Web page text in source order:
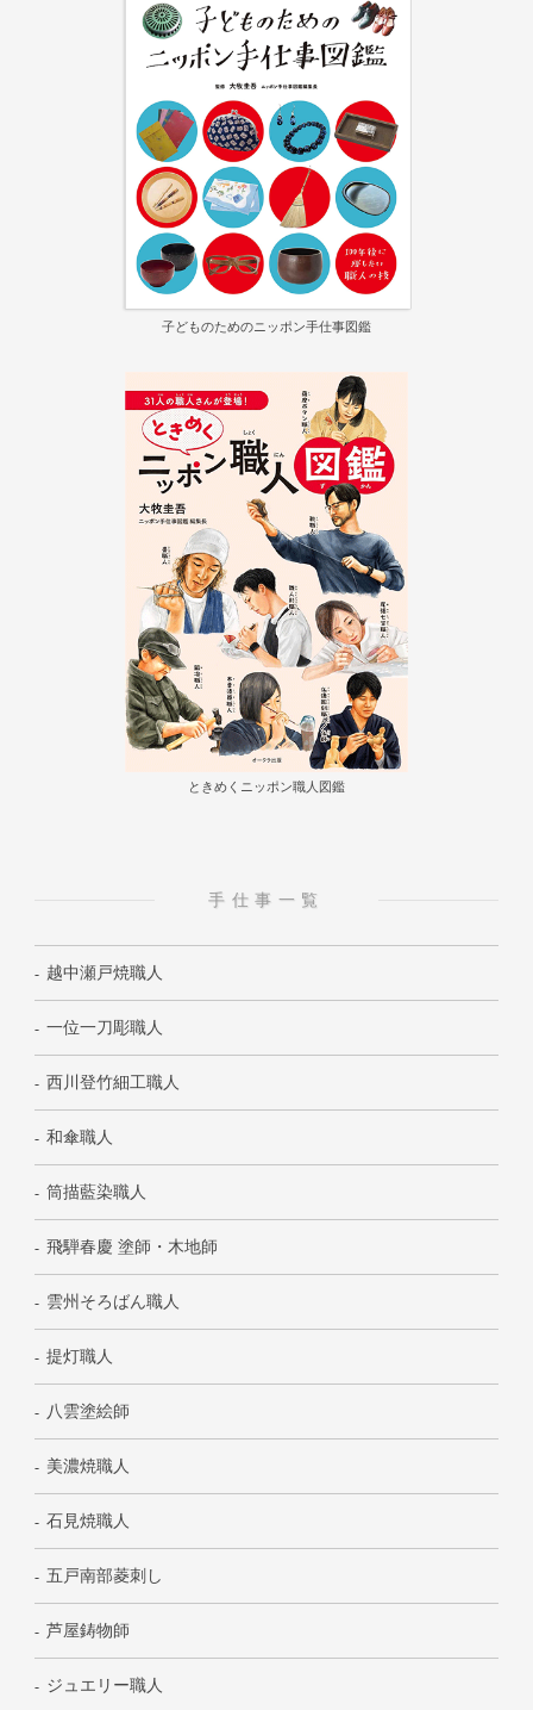
子どものためのニッポン手仕事図鑑
ときめくニッポン職人図鑑
手仕事一覧
越中瀬戸焼職人
一位一刀彫職人
西川登竹細工職人
和傘職人
筒描藍染職人
飛騨春慶 塗師・木地師
雲州そろばん職人
提灯職人
八雲塗絵師
美濃焼職人
石見焼職人
五戸南部菱刺し
芦屋鋳物師
ジュエリー職人